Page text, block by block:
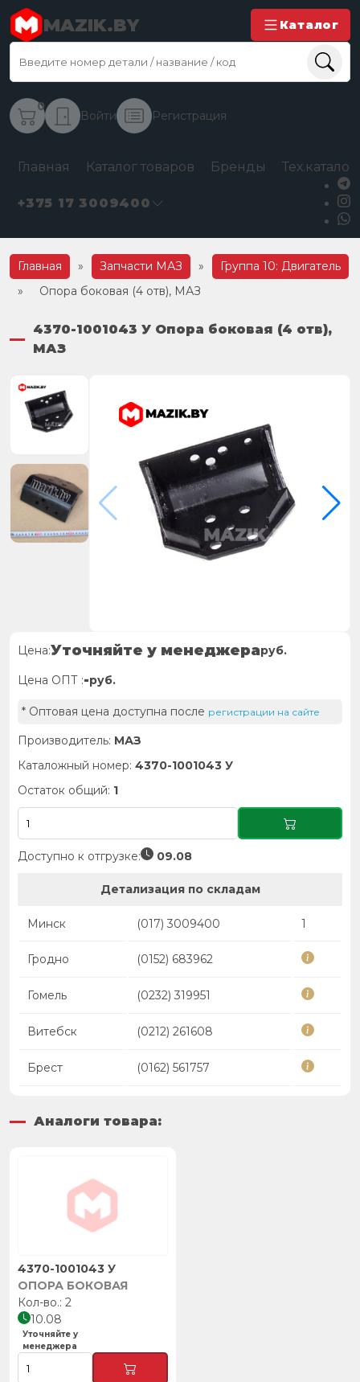
MAZIK.BY Каталог
0
Войти Регистрация
Главная Каталог товаров Бренды
+375 17 3009400
Главная » Запчасти МАЗ »
Группа 10: Двигатель
»
Опора боковая (4 отв), МАЗ
4370-1001043 У Опора боковая (4 отв),
МАЗ
Цена:Уточняйте у менеджераруб.
Цена ОПТ :-руб.
* Оптовая цена доступна после регистрации на сайте
Производитель: МАЗ
Каталожный номер: 4370-1001043 У
Остаток общий: 1
Доступно к отгрузке: 09.08
Детализация по складам
Минск (017) 3009400 1
Гродно (0152) 683962
Гомель (0232) 319951
Витебск (0212) 261608
Брест (0162) 561757
Аналоги товара:
ОПОРА БОКОВАЯ
4370-1001043 У
2
10.08
Уточняйте у
менеджера